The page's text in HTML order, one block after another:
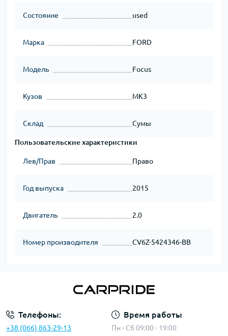
Состояние used
Марка FORD
Модель Focus
Кузов MK3
Склад Сумы
Пользовательские характеристики
Лев/Прав Право
Год выпуска 2015
Двигатель 2.0
Номер производителя CV6Z-5424346-BB
Телефоны:
+38 (066) 863-29-13
Время работы
Пн - Сб 09:00 - 19:00